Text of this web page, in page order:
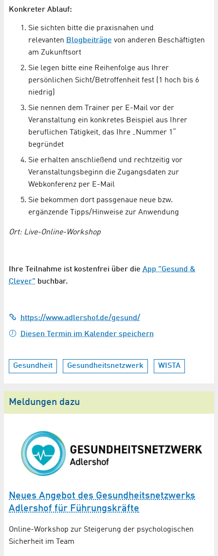
Konkreter Ablauf:
Sie sichten bitte die praxisnahen und
relevanten Blogbeiträge von anderen Beschäftigten
am Zukunftsort
Sie legen bitte eine Reihenfolge aus Ihrer
persönlichen Sicht/Betroffenheit fest (1 hoch bis 6
niedrig)
Sie nennen dem Trainer per E-Mail vor der
Veranstaltung ein konkretes Beispiel aus Ihrer
beruflichen Tätigkeit, das Ihre „Nummer 1“
begründet
Sie erhalten anschließend und rechtzeitig vor
Veranstaltungsbeginn die Zugangsdaten zur
Webkonferenz per E-Mail
Sie bekommen dort passgenaue neue bzw.
ergänzende Tipps/Hinweise zur Anwendung
Ort: Live-Online-Workshop
Ihre Teilnahme ist kostenfrei über die App "Gesund &
Clever" buchbar.
https://www.adlershof.de/gesund/
Diesen Termin im Kalender speichern
Gesundheit Gesundheitsnetzwerk WISTA
Meldungen dazu
Neues Angebot des Gesundheitsnetzwerks
Adlershof für Führungskräfte
Online-Workshop zur Steigerung der psychologischen
Sicherheit im Team